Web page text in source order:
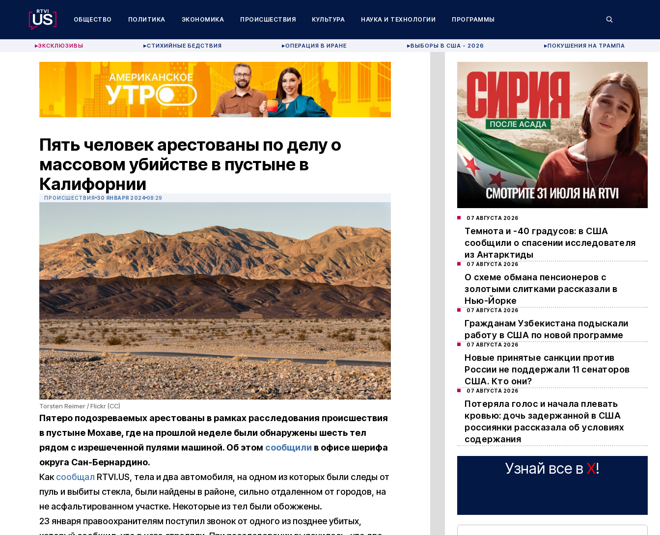
ОБЩЕСТВО ПОЛИТИКА ЭКОНОМИКА ПРОИСШЕСТВИЯ КУЛЬТУРА НАУКА И ТЕХНОЛОГИИ ПРОГРАММЫ
▶ЭКСКЛЮЗИВЫ ▶СТИХИЙНЫЕ БЕДСТВИЯ ▶ОПЕРАЦИЯ В ИРАНЕ ▶ВЫБОРЫ В США - 2026 ▶ПОКУШЕНИЯ НА ТРАМПА
Пять человек арестованы по делу о
массовом убийстве в пустыне в
Калифорнии
ПРОИСШЕСТВИЯ 30 ЯНВАРЯ 2024 08:29
Torsten Reimer / Flickr (CC)
Пятеро подозреваемых арестованы в рамках расследования происшествия
в пустыне Мохаве, где на прошлой неделе были обнаружены шесть тел
рядом с изрешеченной пулями машиной. Об этом сообщили в офисе шерифа
округа Сан-Бернардино.
Каксообщал RTVI.US, тела и два автомобиля, на одном из которых были следы от
пуль и выбиты стекла, были найдены в районе, сильно отдаленном от городов, на
не асфальтированном участке. Некоторые из тел были обожжены.
23 января правоохранителям поступил звонок от одного из позднее убитых,
07 АВГУСТА 2026
Темнота и -40 градусов: в США
сообщили о спасении исследователя
из Антарктиды
07 АВГУСТА 2026
О схеме обмана пенсионеров с
золотыми слитками рассказали в
Нью-Йорке
07 АВГУСТА 2026
Гражданам Узбекистана подыскали
работу в США по новой программе
07 АВГУСТА 2026
Новые принятые санкции против
России не поддержали 11 сенаторов
США. Кто они?
07 АВГУСТА 2026
Потеряла голос и начала плевать
кровью: дочь задержанной в США
россиянки рассказала об условиях
содержания
Узнай все в X!